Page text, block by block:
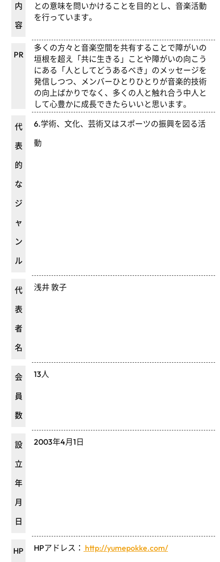
内
容
との意味を問いかけることを目的とし、音楽活動
を行っています。
PR
多くの方々と音楽空間を共有することで障がいの
垣根を超え「共に生きる」ことや障がいの向こう
にある「人としてどうあるべき」のメッセージを
発信しつつ、メンバーひとりひとりが音楽的技術
の向上ばかりでなく、多くの人と触れ合う中人と
して心豊かに成長できたらいいと思います。
代
表
的
な
ジ
ャ
ン
ル
6.学術、文化、芸術又はスポーツの振興を図る活
動
代
表
者
名
浅井 敦子
会
員
数
13人
設
立
年
月
日
2003年4月1日
HP
HPアドレス： http://yumepokke.com/